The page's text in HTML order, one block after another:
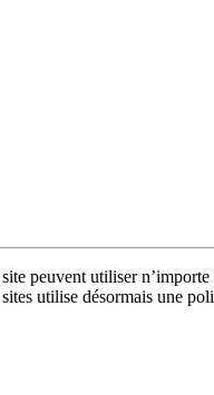
peuvent utiliser
utilise désormais une